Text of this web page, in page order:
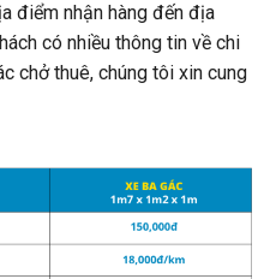
điểm nhận hàng đến địa
có nhiều thông tin về chi
chở thuê, chúng tôi xin cung